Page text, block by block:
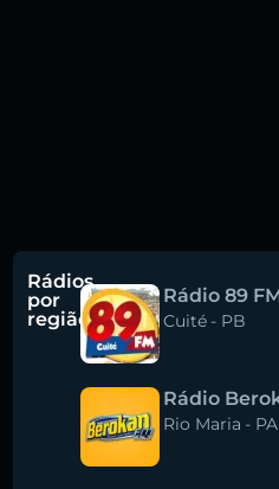
Rádios
por
região
Rádio 89
Cuité - PB
Rádio
Rio Maria - PA